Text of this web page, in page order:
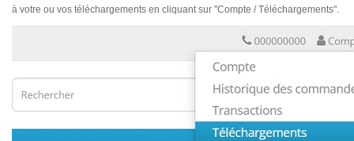
à votre ou vos téléchargements en cliquant sur "Compte / Téléchargements".